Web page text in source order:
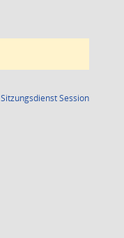
SitzungsdienstSession(Wird in